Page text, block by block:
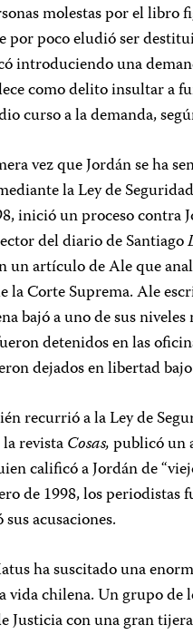
molestas por el libro
por poco eludió ser
introduciendo una
como delito insultar a
curso a la demanda,
vez que Jordán se ha
la Ley de
inició un proceso contra
del diario de Santiago
un artículo de Ale que
la Corte Suprema. Ale
bajó a uno de sus
detenidos en las
dejados en libertad
recurrió a la Ley de
revistaCosas,publicó un
calificó a Jordán de
de 1998, los periodistas
acusaciones.
ha suscitado una
vida chilena. Un grupo de
Justicia con una gran